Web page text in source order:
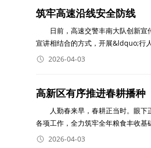
筑牢高速沿线安全防线
日前，高速交警丰南大队创新宣
宣讲相结合的方式，开展&ldquo;行
2026-04-03
高新区有序推进春耕播种
人勤春来早，春耕正当时。眼下
各项工作，全力筑牢全年粮食丰收
2026-04-03